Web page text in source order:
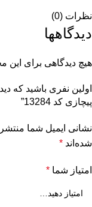
نظرات (0)
دیدگاهها
هیچ دیدگاهی برای
اولین نفری باشید که
پیچازی کد 13284”
نشانی ایمیل شما
شده‌اند *
امتیاز شما *